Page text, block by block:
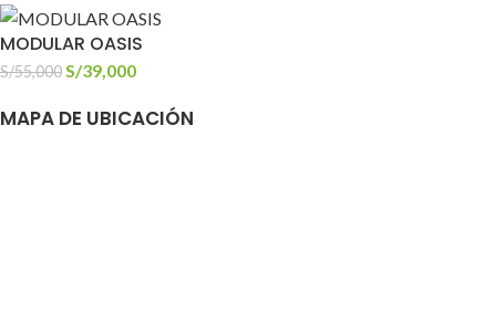
MODULAR OASIS
S/55,000S/39,000
MAPA DE UBICACIÓN